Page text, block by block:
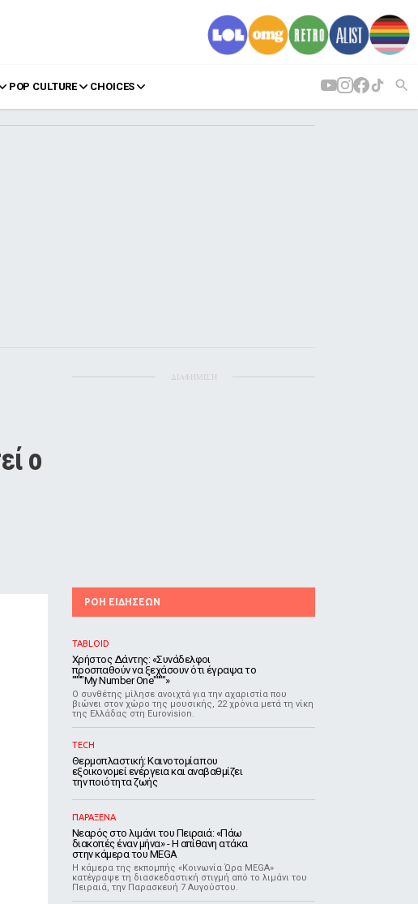
POP CULTURE CHOICES
ο
ΔΙΑΦΗΜΙΣΗ
ΡΟΗ ΕΙΔΗΣΕΩΝ
TABLOID
Χρήστος Δάντης: «Συνάδελφοι
προσπαθούν να ξεχάσουν ότι έγραψα το
""""My Number One""""»
Ο συνθέτης μίλησε ανοιχτά για την αχαριστία που
βιώνει στον χώρο της μουσικής, 22 χρόνια μετά τη νίκη
της Ελλάδας στη Eurovision.
TECH
Θερμοπλαστική: Καινοτομία που
εξοικονομεί ενέργεια και αναβαθμίζει
την ποιότητα ζωής
ΠΑΡΑΞΕΝΑ
Νεαρός στο λιμάνι του Πειραιά: «Πάω
διακοπές έναν μήνα» - Η απίθανη ατάκα
στην κάμερα του MEGA
Η κάμερα της εκπομπής «Κοινωνία Ώρα MEGA»
κατέγραψε τη διασκεδαστική στιγμή από το λιμάνι του
Πειραιά, την Παρασκευή 7 Αυγούστου.